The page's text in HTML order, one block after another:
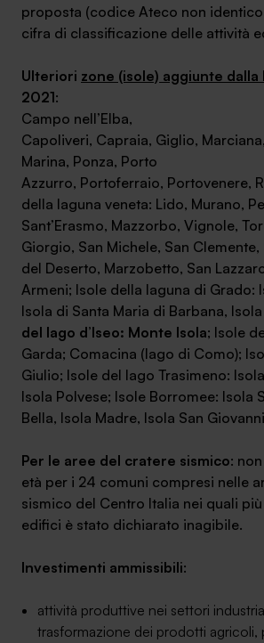
proposta (codice Ateco non
cifra di classificazione delle attività
Ulteriori zone (isole) aggiunte dalla
2021:
Campo nell’Elba,
Capoliveri, Capraia, Giglio,
Marina, Ponza, Porto
Azzurro, Portoferraio, Portovenere,
della laguna veneta: Lido, Murano,
Sant’Erasmo, Mazzorbo, Vignole,
Giorgio, San Michele, San
del Deserto, Marzobetto, San
Armeni; Isole della laguna di Grado:
Isola di Santa Maria di Barbana,
del lago d’Iseo: Monte Isola; Isole
Garda; Comacina (lago di Como);
Giulio; Isole del lago Trasimeno:
Isola Polvese; Isole Borromee: Isola
Bella, Isola Madre, Isola San
Per le aree del cratere sismico:
età per i 24 comuni compresi nelle
sismico del Centro Italia nei quali
edifici è stato dichiarato inagibile.
Investimenti ammissibili:
attività produttive nei settori
trasformazione dei prodotti agricoli,